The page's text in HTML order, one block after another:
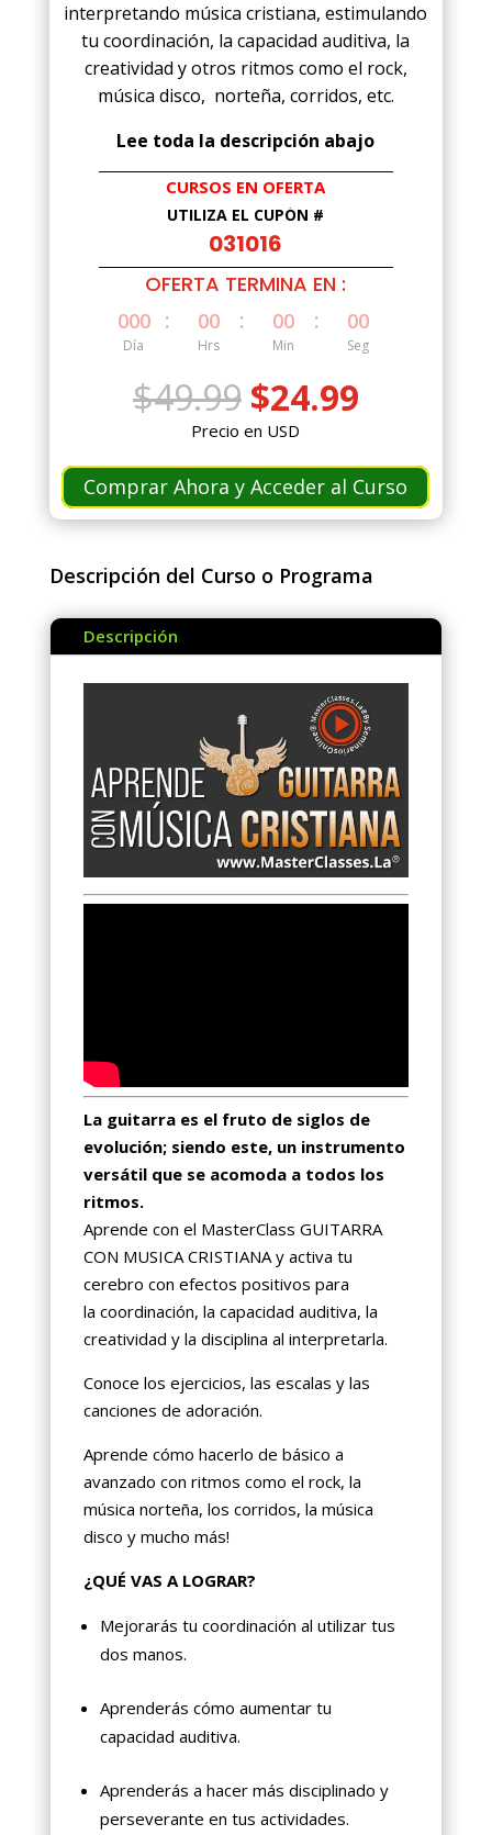
interpretando música cristiana, estimulando
tu coordinación, la capacidad auditiva, la
creatividad y otros ritmos como el rock,
música disco, norteña, corridos, etc.
Lee toda la descripción abajo
CURSOS EN OFERTA
UTILIZA EL CUPÓN #
031016
OFERTA TERMINA EN :
000
Día
: 00
Hrs
: 00
Min
: 00
Seg
$49.99 El
precio
original
era:
$49.99.
$24.99El
es:
$24.99.
Precio en USD
Comprar Ahora y Acceder al Curso
Descripción del Curso o Programa
Descripción
La guitarra es el fruto de siglos de
evolución; siendo este, un instrumento
versátil que se acomoda a todos los
ritmos.
Aprende con el MasterClass GUITARRA
CON MUSICA CRISTIANA y activa tu
cerebro con efectos positivos para
la coordinación, la capacidad auditiva, la
creatividad y la disciplina al interpretarla.
Conoce los ejercicios, las escalas y las
canciones de adoración.
Aprende cómo hacerlo de básico a
avanzado con ritmos como el rock, la
música norteña, los corridos, la música
disco y mucho más!
¿QUÉ VAS A LOGRAR?
Mejorarás tu coordinación al utilizar tus
dos manos.
Aprenderás cómo aumentar tu
capacidad auditiva.
Aprenderás a hacer más disciplinado y
perseverante en tus actividades.